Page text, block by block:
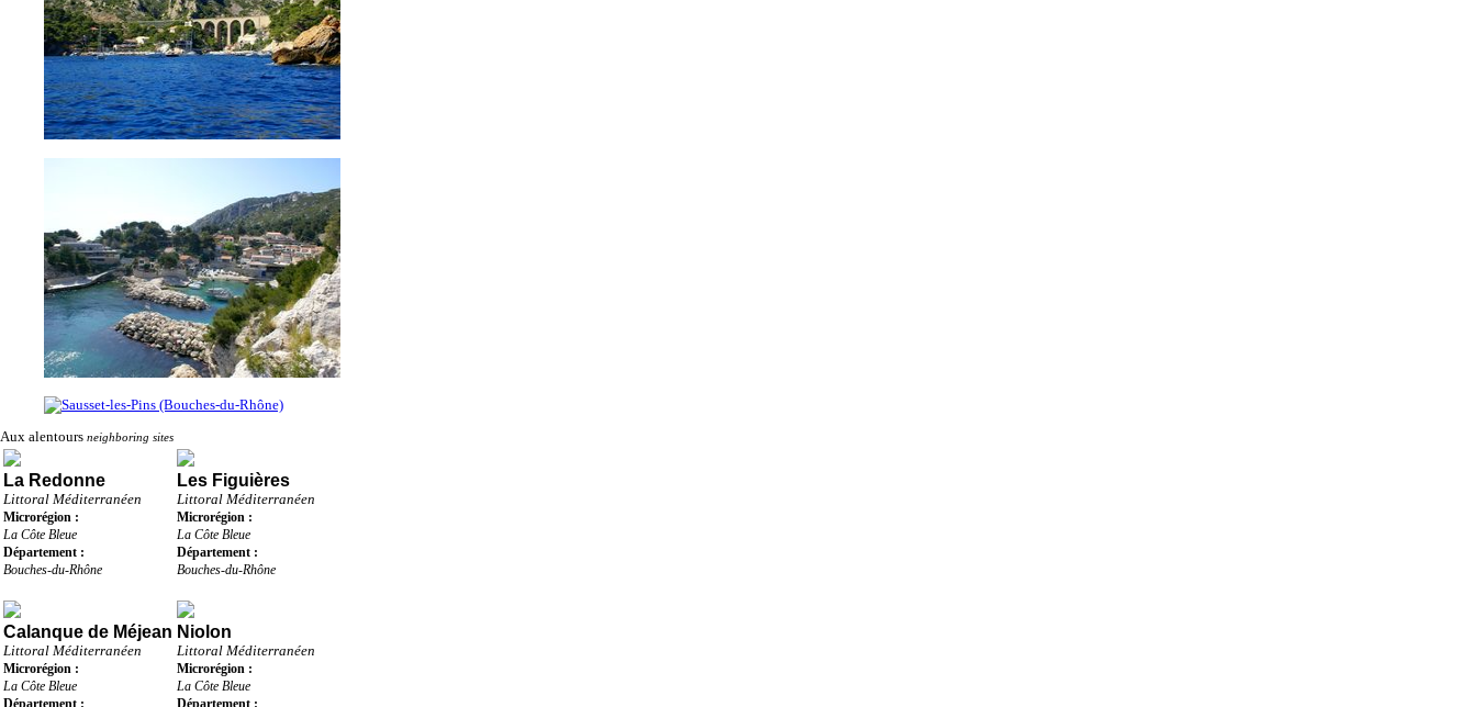
Aux alentours neighboring sites
La Redonne
Littoral Méditerranéen
Microrégion :
La Côte Bleue
Département :
Bouches-du-Rhône
Les Figuières
Littoral Méditerranéen
Microrégion :
La Côte Bleue
Département :
Bouches-du-Rhône
Calanque de Méjean
Littoral Méditerranéen
Microrégion :
La Côte Bleue
Département :
Niolon
Littoral Méditerranéen
Microrégion :
La Côte Bleue
Département :